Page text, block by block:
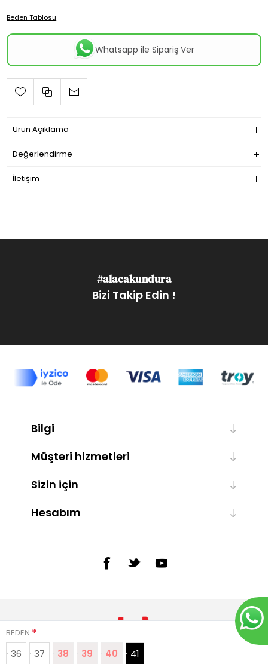
BEDEN *
36 37 38 39 40 41
Beden Tablosu
Whatsapp ile Sipariş Ver
Ürün Açıklama
Değerlendirme
İletişim
#alacakundura
Bizi Takip Edin !
Bilgi
Müşteri hizmetleri
Sizin için
Hesabım